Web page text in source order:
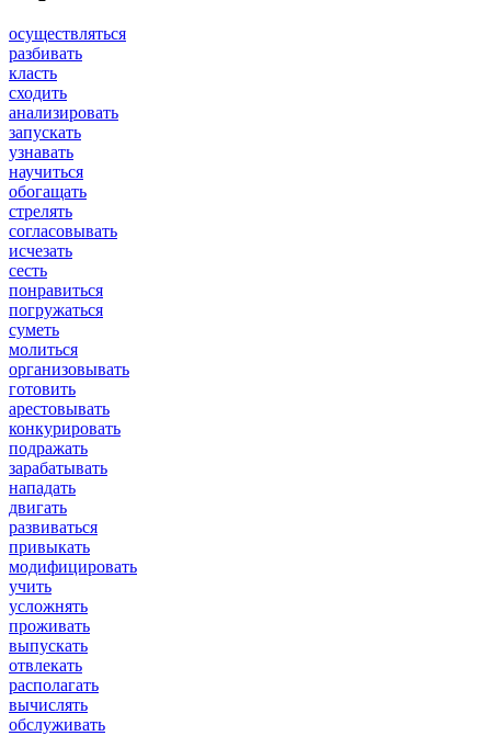
осуществляться
разбивать
класть
сходить
анализировать
запускать
узнавать
научиться
обогащать
стрелять
согласовывать
исчезать
сесть
понравиться
погружаться
суметь
молиться
организовывать
готовить
арестовывать
конкурировать
подражать
зарабатывать
нападать
двигать
развиваться
привыкать
модифицировать
учить
усложнять
проживать
выпускать
отвлекать
располагать
вычислять
обслуживать